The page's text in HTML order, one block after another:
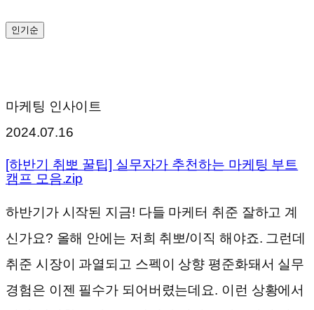
인기순
마케팅 인사이트
2024.07.16
[하반기 취뽀 꿀팁] 실무자가 추천하는 마케팅 부트
캠프 모음.zip
하반기가 시작된 지금! 다들 마케터 취준 잘하고 계
신가요? 올해 안에는 저희 취뽀/이직 해야죠. 그런데
취준 시장이 과열되고 스펙이 상향 평준화돼서 실무
경험은 이젠 필수가 되어버렸는데요. 이런 상황에서